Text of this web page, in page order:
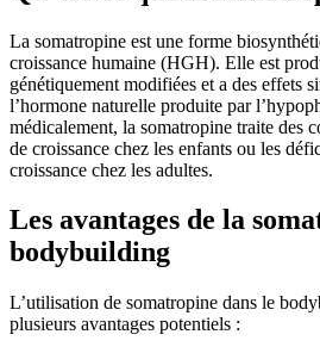
La somatropine est une forme
croissance humaine (HGH). Elle est
génétiquement modifiées et a des effets
l’hormone naturelle produite par
médicalement, la somatropine traite des
de croissance chez les enfants ou les
croissance chez les adultes.
Les avantages de la
bodybuilding
L’utilisation de somatropine dans le
plusieurs avantages potentiels :